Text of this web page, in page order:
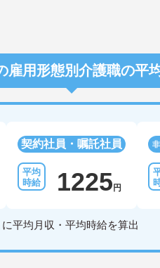
雇用形態別介護職の平
契約社員・嘱託社員
1225 円
平均月収・平均時給を算出